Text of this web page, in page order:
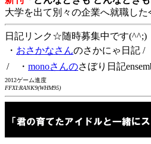
大学を出て別々の企業へ就職し
日記リンク☆随時募集中です(^^;)
・ おさかなさんのさかにゃ日記 /
/ ・ monoさんのさぼり日記
2012ゲーム進度
FFXI:RANK9(WHM95)